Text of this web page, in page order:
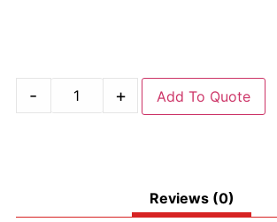
- + Add To Quote
Reviews (0)